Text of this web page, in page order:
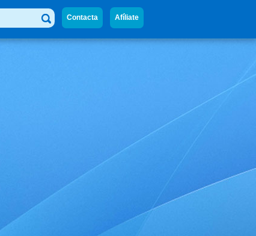
Contacta Afíliate